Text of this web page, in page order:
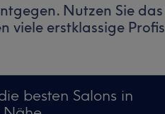
Nutzen Sie das
viele erstklassige Profis
besten Salons in